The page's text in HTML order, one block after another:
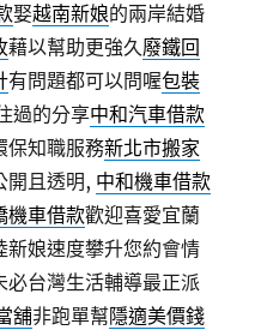
娶越南新娘的兩岸結婚
藉以幫助更強久廢鐵回
有問題都可以問喔包裝
過的分享中和汽車借款
保知職服務新北市搬家
開且透明, 中和機車借款
機車借款歡迎喜愛宜蘭
新娘速度攀升您約會情
必台灣生活輔導最正派
舖非跑單幫隱適美價錢